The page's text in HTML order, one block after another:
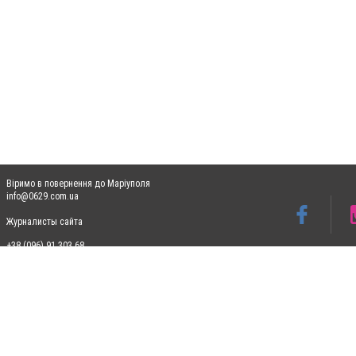
Віримо в повернення до Маріуполя
info@0629.com.ua
Журналисты сайта
+38 (096) 91 303 68